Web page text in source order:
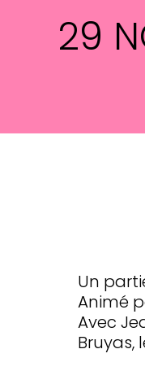
29
Un
Animé
Avec
Bruyas,